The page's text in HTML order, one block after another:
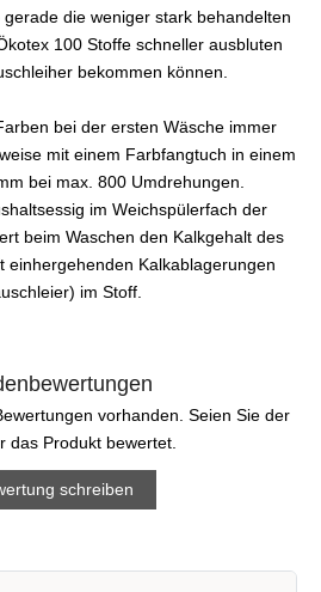
die weniger stark behandelten
100 Stoffe schneller ausbluten
bekommen können.
bei der ersten Wäsche immer
mit einem Farbfangtuch in einem
bei max. 800 Umdrehungen.
im Weichspülerfach der
beim Waschen den Kalkgehalt des
einhergehenden Kalkablagerungen
im Stoff.
vorhanden. Seien Sie der
das Produkt bewertet.
schreiben